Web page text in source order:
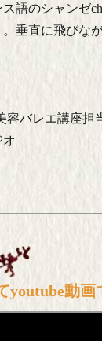
語のシャンゼ
垂直に飛びな
容バレエ講座担
オ
youtube動画